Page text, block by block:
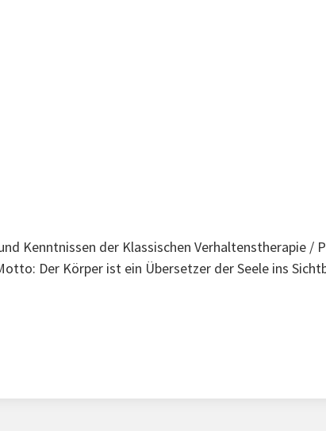
Kenntnissen der Klassischen Verhaltenstherapie /
Der Körper ist ein Übersetzer der Seele ins